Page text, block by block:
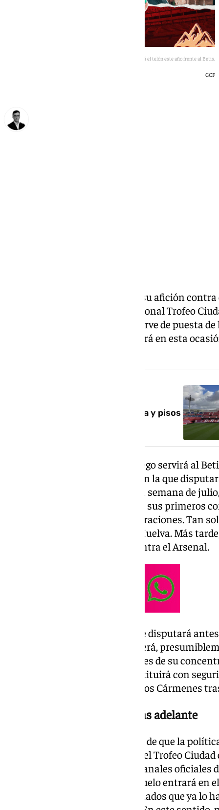
El estadio Nuevo Los Cármenes levantará el telón este año frente al Betis.
GCF
El Granada se presentará ante su afición
anunciado la disputa del tradicional Trofeo
veraniego que habitualmente sirve de puesta
Cármenes. El encuentro se jugará en esta
despidos, renovaciones a la baja y pisos
La 42ª edición del trofeo veraniego servirá al
rodaje de cara a una campaña en la que
funcionar a partir de la segunda semana de
conjunto rojiblanco será uno de sus primeros
primero, ubicado entre concentraciones. Tan
se enfrentará al Recreativo de Huelva. Más
intensidad con un amistoso contra el Arsenal.
Para el Granada, el encuentro se disputará
veraniega adquiera velocidad. Será,
de contacto, si no la última, antes de su
1 y el 5 de agosto. Lo que sí constituirá con
reencuentro con su afición en Los Cármenes
Los precios se conocerán más adelante
El club rojiblanco ha informado de que la
para adquirir las entradas para el Trofeo
próximamente a través de los canales oficiales
avanzado, no obstante, que el duelo entrará en
2027, por lo que aquellos aficionados que ya